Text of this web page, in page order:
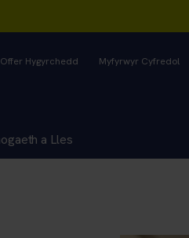
Offer Hygyrchedd Myfyrwyr Cyfredol
a Lles